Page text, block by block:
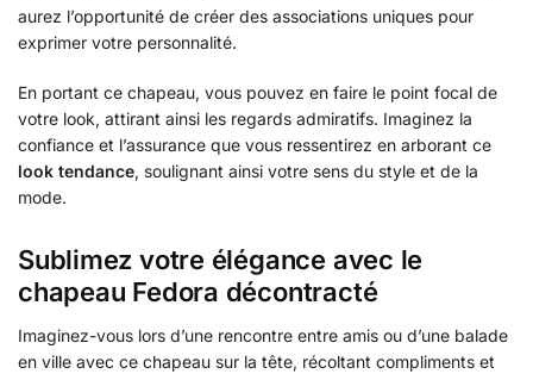
aurez l’opportunité de créer des associations uniques pour
exprimer votre personnalité.
En portant ce chapeau, vous pouvez en faire le point focal de
votre look, attirant ainsi les regards admiratifs. Imaginez la
confiance et l’assurance que vous ressentirez en arborant ce
look tendance, soulignant ainsi votre sens du style et de la
mode.
Sublimez votre élégance avec le
chapeau Fedora décontracté
Imaginez-vous lors d’une rencontre entre amis ou d’une balade
en ville avec ce chapeau sur la tête, récoltant compliments et